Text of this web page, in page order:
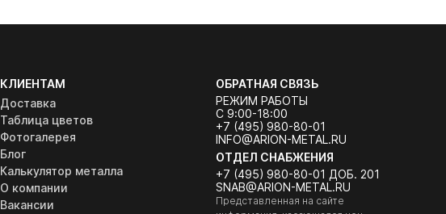
КЛИЕНТАМ
Доставка
Таблица цветов
Фотогалерея
Блог
Калькулятор металла
О компании
Вакансии
ОБРАТНАЯ СВЯЗЬ
РЕЖИМ РАБОТЫ
С 9:00-18:00
+7 (495) 980-80-01
INFO@ARION-METAL.RU
ОТДЕЛ СНАБЖЕНИЯ
+7 (495) 980-80-01 ДОБ. 201
SNAB@ARION-METAL.RU
Представленная на сайте